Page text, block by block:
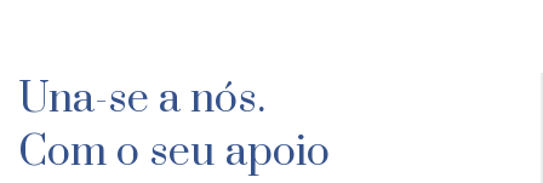
Una-se a nós.
Com o seu apoio